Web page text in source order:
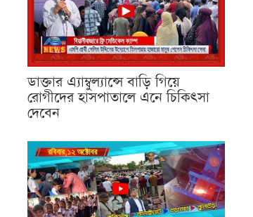
ডাক্তার এ্যাম্বুল্যান্সে বাড়ি গিয়ে
রোগীদের হাসপাতালে এনে চিকিৎসা
দেবেন